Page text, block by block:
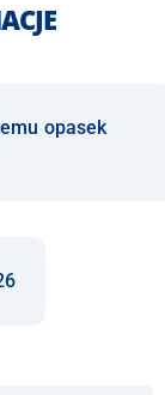
opasek